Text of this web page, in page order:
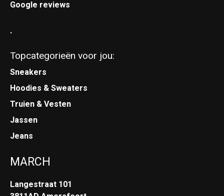
Google reviews
.
Topcategorieën voor jou:
Sneakers
Hoodies & Sweaters
Truien & Vesten
Jassen
Jeans
MARCH
Langestraat 101